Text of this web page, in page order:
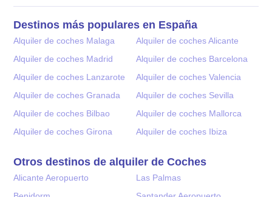
Destinos más populares en España
Alquiler de coches Malaga
Alquiler de coches Alicante
Alquiler de coches Madrid
Alquiler de coches Barcelona
Alquiler de coches Lanzarote
Alquiler de coches Valencia
Alquiler de coches Granada
Alquiler de coches Sevilla
Alquiler de coches Bilbao
Alquiler de coches Mallorca
Alquiler de coches Girona
Alquiler de coches Ibiza
Otros destinos de alquiler de Coches
Alicante Aeropuerto
Las Palmas